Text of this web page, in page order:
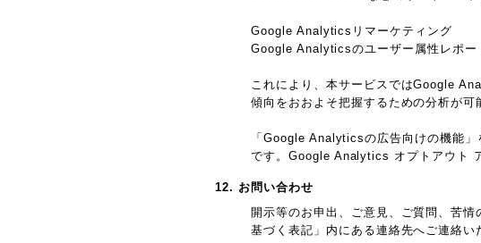
Google Analyticsリマーケティング
Google Analyticsのユーザー属性レポー
これにより、本サービスではGoogle
傾向をおおよそ把握するための分析が可
「Google Analyticsの広告向けの機能
です。Google Analytics オプトアウト
12. お問い合わせ
開示等のお申出、ご意見、ご質問、苦
基づく表記」内にある連絡先へご連絡